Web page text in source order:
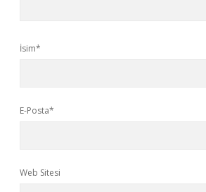
İsim*
E-Posta*
Web Sitesi